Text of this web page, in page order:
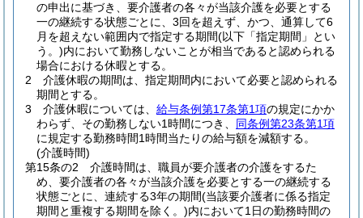
の申出に基づき、要介護者の各々が当該介護を必要とする
一の継続する状態ごとに、3回を超えず、かつ、通算して6
月を超えない範囲内で指定する期間(以下「指定期間」とい
う。)内において勤務しないことが相当であると認められる
場合における休暇とする。
2
介護休暇の期間は、指定期間内において必要と認められる
期間とする。
3
介護休暇については、 給与条例第17条第1項の規定にかか
わらず、その勤務しない1時間につき、 同条例第23条第1項
に規定する勤務時間1時間当たりの給与額を減額する。
(介護時間)
第15条の2
介護時間は、職員が要介護者の介護をするた
め、要介護者の各々が当該介護を必要とする一の継続する
状態ごとに、連続する3年の期間(当該要介護者に係る指定
期間と重複する期間を除く。)内において1日の勤務時間の